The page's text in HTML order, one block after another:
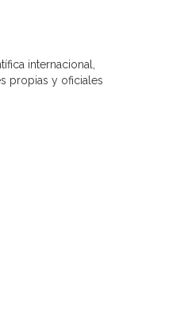
internacional,
propias y oficiales